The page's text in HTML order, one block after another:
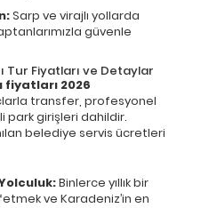
Sarp ve virajlı yollarda
güvenle
Tur Fiyatları ve Detaylar
2026
transfer, profesyonel
park girişleri dahildir.
belediye servis ücretleri
Binlerce yıllık bir
ve Karadeniz’in en